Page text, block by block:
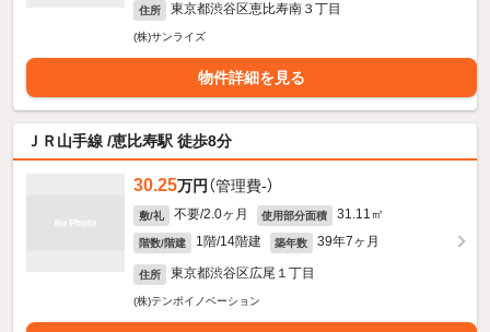
住所 東京都渋谷区恵比寿南３丁目
(株)サンライズ
物件詳細を見る
ＪＲ山手線 /恵比寿駅 徒歩8分
30.25万円 （管理費-）
敷/礼 不要/2.0ヶ月 使用部分面積 31.11㎡
階数/階建 1階/14階建 築年数 39年7ヶ月
住所 東京都渋谷区広尾１丁目
(株)テンポイノベーション